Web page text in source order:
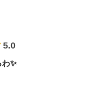
5.0
✨